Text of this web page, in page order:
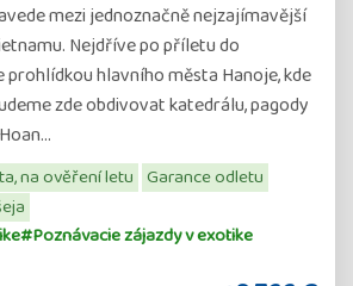
mezi jednoznačně nejzajímavější
Nejdříve po příletu do
prohlídkou hlavního města Hanoje, kde
zde obdivovat katedrálu, pagody
na ověření letu Garance odletu
#Poznávacie zájazdy v exotike